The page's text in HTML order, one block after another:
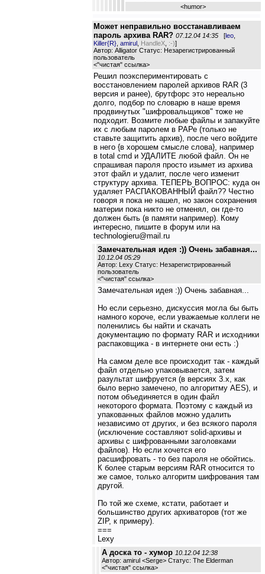
<humor>
Может неправильно восстанавливаем
пароль архива RAR? 07.12.04 14:35 [leo
Killer{R} amirul HandleX :-)]
Автор: Alligator Статус: Незарегистрированный
пользователь
<"чистая" ссылка>
Решил поэкспериментировать с
восстановлением паролей архивов RAR (3
версия и ранее), брутфорс это нереально
долго, подбор по словарю в наше время
продвинутых "шифровальщиков" тоже не
подходит. Возмите любые файлы и запакуйте
их с любым паролем в РАРе (только не
ставьте защитить архив), после чего войдите
в него {в хорошем смысле слова}, например
в total cmd и УДАЛИТЕ любой файл. Он не
спрашивая пароля просто изымет из архива
этот файл и удалит, после чего изменит
структуру архива. ТЕПЕРЬ ВОПРОС: куда он
удаляет РАСПАКОВАННЫЙ файл?? Честно
говоря я пока не нашел, но закон сохранения
материи пока никто не отменял, он где-то
должен быть (в памяти например). Кому
интересно, пишите в форум или на
technologieru@mail.ru
Замечательная идея :)) Очень забавная...
10.12.04 05:29
Автор: Lexy Статус: Незарегистрированный
пользователь
<"чистая" ссылка>
Замечательная идея :)) Очень забавная...
Но если серьезно, дискуссия могла бы быть
намного короче, если уважаемые коллеги не
поленились бы найти и скачать
документацию по формату RAR и исходники
распаковщика - в интернете они есть :)
На самом деле все происходит так - каждый
файл отдельно упаковывается, затем
разультат шифруется (в версиях 3.x, как
было верно замечено, по алгоритму AES), и
потом объединяется в один файл
некоторого формата. Поэтому с каждый из
упакованных файлов можно удалить
независимо от других, и без всякого пароля
(исключение составляют solid-архивы и
архивы с шифрованными заголовками
файлов). Но если хочется его
расшифровать - то без пароля не обойтись.
К более старым версиям RAR относится то
же самое, только алгоритм шифрования там
другой.
По той же схеме, кстати, работает и
большинство других архиваторов (тот же
ZIP, к примеру).
===
Lexy
А доска то - хумор 10.12.04 12:38
Автор: amirul <Serge> Статус: The Elderman
<"чистая" ссылка>